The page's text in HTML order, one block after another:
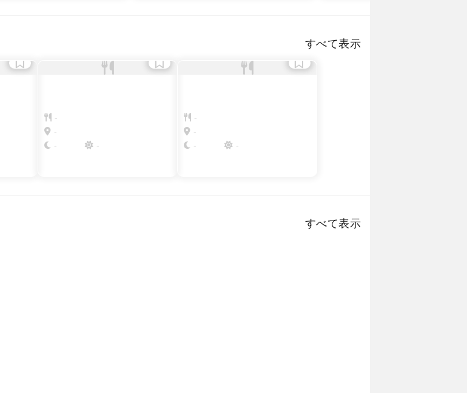
すべて表示
-
-
-
-
-
-
-
-
すべて表示